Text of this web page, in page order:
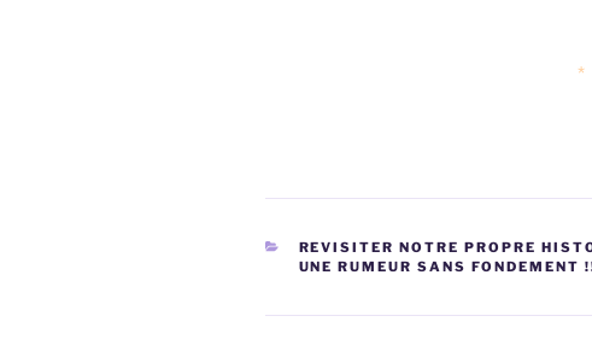
*
CATÉGORIES
REVISITER NOTRE PROPRE
UNE RUMEUR SANS FONDEMENT